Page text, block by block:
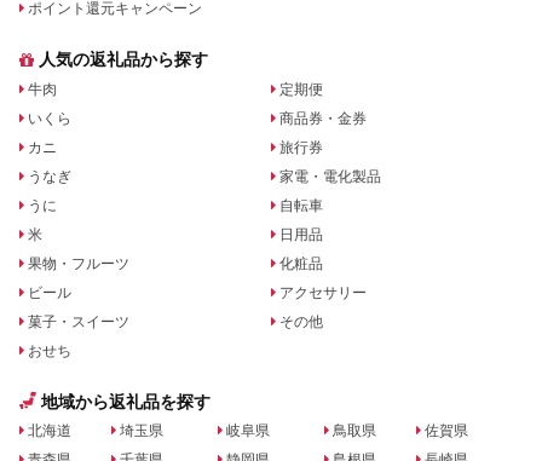
ポイント還元キャンペーン
人気の返礼品から探す
牛肉
いくら
カニ
うなぎ
うに
米
果物・フルーツ
ビール
菓子・スイーツ
おせち
定期便
商品券・金券
旅行券
家電・電化製品
自転車
日用品
化粧品
アクセサリー
その他
地域から返礼品を探す
北海道
埼玉県
岐阜県
鳥取県
佐賀県